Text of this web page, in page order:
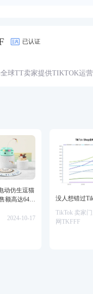
已认证
球TT卖家提供TIKTOK运
动仿生逗猫
额高达64万
2024-10-17
没人想错过
TikTok 卖家
网TKFFF